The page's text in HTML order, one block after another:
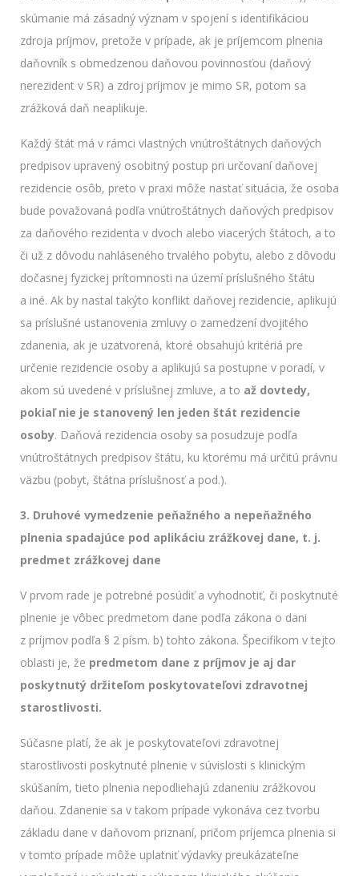
skúmanie má zásadný význam v spojení s identifikáciou
zdroja príjmov, pretože v prípade, ak je príjemcom plnenia
daňovník s obmedzenou daňovou povinnosťou (daňový
nerezident v SR) a zdroj príjmov je mimo SR, potom sa
zrážková daň neaplikuje.
Každý štát má v rámci vlastných vnútroštátnych daňových
predpisov upravený osobitný postup pri určovaní daňovej
rezidencie osôb, preto v praxi môže nastať situácia, že osoba
bude považovaná podľa vnútroštátnych daňových predpisov
za daňového rezidenta v dvoch alebo viacerých štátoch, a to
či už z dôvodu nahláseného trvalého pobytu, alebo z dôvodu
dočasnej fyzickej prítomnosti na území príslušného štátu
a iné. Ak by nastal takýto konflikt daňovej rezidencie, aplikujú
sa príslušné ustanovenia zmluvy o zamedzení dvojitého
zdanenia, ak je uzatvorená, ktoré obsahujú kritériá pre
určenie rezidencie osoby a aplikujú sa postupne v poradí, v
akom sú uvedené v príslušnej zmluve, a to až dovtedy,
pokiaľ nie je stanovený len jeden štát rezidencie
osoby. Daňová rezidencia osoby sa posudzuje podľa
vnútroštátnych predpisov štátu, ku ktorému má určitú právnu
väzbu (pobyt, štátna príslušnosť a pod.).
3. Druhové vymedzenie peňažného a nepeňažného
plnenia spadajúce pod aplikáciu zrážkovej dane, t. j.
predmet zrážkovej dane
V prvom rade je potrebné posúdiť a vyhodnotiť, či poskytnuté
plnenie je vôbec predmetom dane podľa zákona o dani
z príjmov podľa § 2 písm. b) tohto zákona. Špecifikom v tejto
oblasti je, že predmetom dane z príjmov je aj dar
poskytnutý držiteľom poskytovateľovi zdravotnej
starostlivosti.
Súčasne platí, že ak je poskytovateľovi zdravotnej
starostlivosti poskytnuté plnenie v súvislosti s klinickým
skúšaním, tieto plnenia nepodliehajú zdaneniu zrážkovou
daňou. Zdanenie sa v takom prípade vykonáva cez tvorbu
základu dane v daňovom priznaní, pričom príjemca plnenia si
v tomto prípade môže uplatniť výdavky preukázateľne